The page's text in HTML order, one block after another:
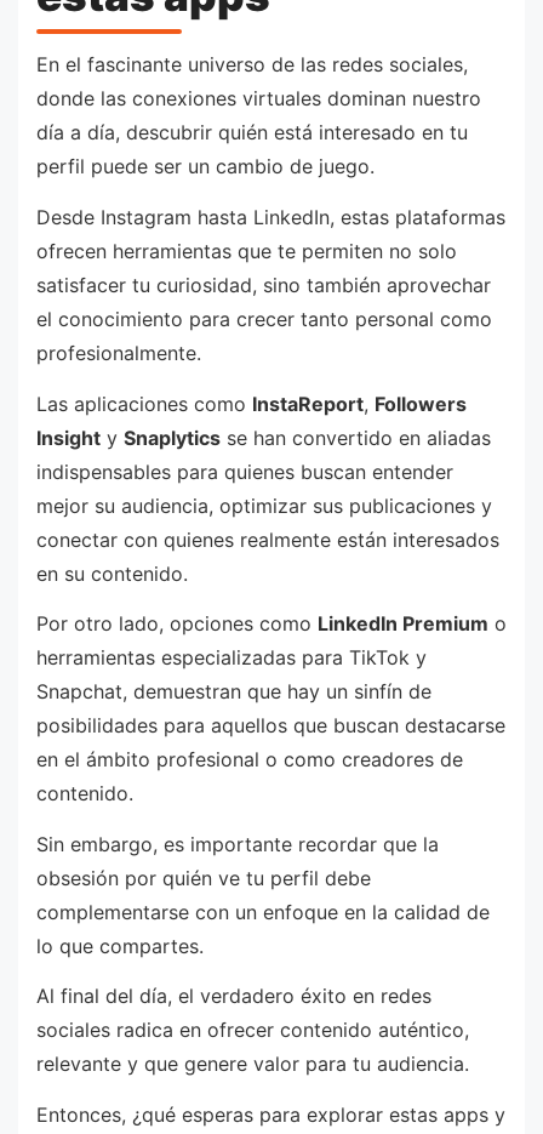
En el fascinante universo de las redes sociales,
donde las conexiones virtuales dominan nuestro
día a día, descubrir quién está interesado en tu
perfil puede ser un cambio de juego.
Desde Instagram hasta LinkedIn, estas plataformas
ofrecen herramientas que te permiten no solo
satisfacer tu curiosidad, sino también aprovechar
el conocimiento para crecer tanto personal como
profesionalmente.
Las aplicaciones como InstaReport, Followers
Insight y Snaplytics se han convertido en aliadas
indispensables para quienes buscan entender
mejor su audiencia, optimizar sus publicaciones y
conectar con quienes realmente están interesados
en su contenido.
Por otro lado, opciones como LinkedIn Premium o
herramientas especializadas para TikTok y
Snapchat, demuestran que hay un sinfín de
posibilidades para aquellos que buscan destacarse
en el ámbito profesional o como creadores de
contenido.
Sin embargo, es importante recordar que la
obsesión por quién ve tu perfil debe
complementarse con un enfoque en la calidad de
lo que compartes.
Al final del día, el verdadero éxito en redes
sociales radica en ofrecer contenido auténtico,
relevante y que genere valor para tu audiencia.
Entonces, ¿qué esperas para explorar estas apps y